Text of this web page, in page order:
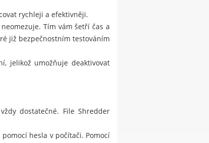
rychleji a efektivněji.
Tím vám šetří čas a
již bezpečnostním testováním
jelikož umožňuje deaktivovat
dostatečné. File Shredder
hesla v počítači. Pomocí